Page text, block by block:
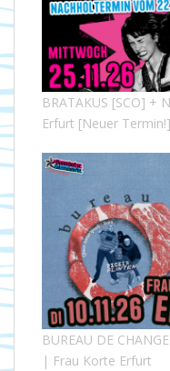
BRATAKUS [SCO] +
Erfurt [Neuer Termin!]
BUREAU DE
| Frau Korte Erfurt